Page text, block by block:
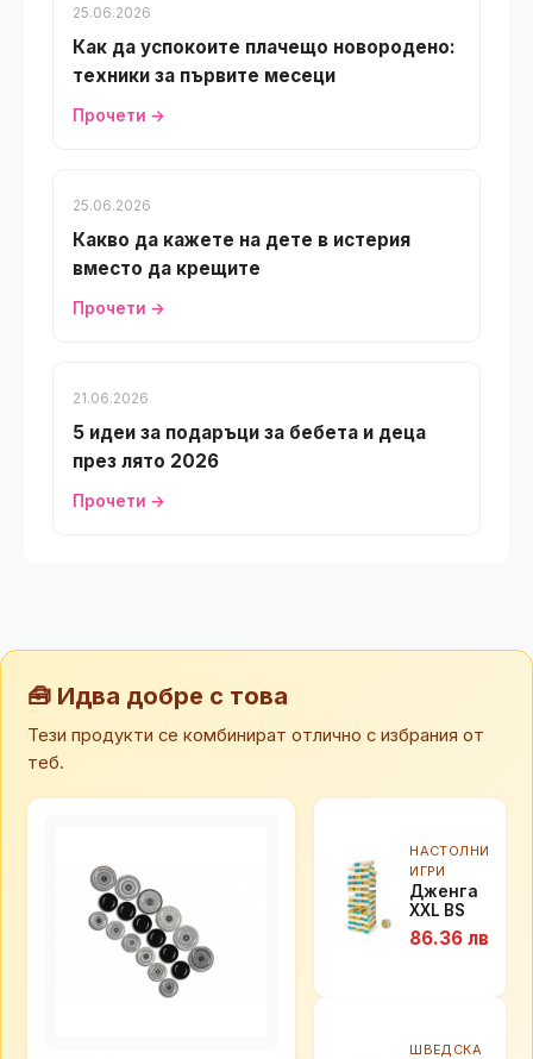
25.06.2026
Как да успокоите плачещо новородено:
техники за първите месеци
Прочети →
25.06.2026
Какво да кажете на дете в истерия
вместо да крещите
Прочети →
21.06.2026
5 идеи за подаръци за бебета и деца
през лято 2026
Прочети →
🧰 Идва добре с това
Тези продукти се комбинират отлично с избрания от
теб.
НАСТОЛНИ
ИГРИ
Дженга
XXL BS
Toys
86.36 лв
ШВЕДСКА